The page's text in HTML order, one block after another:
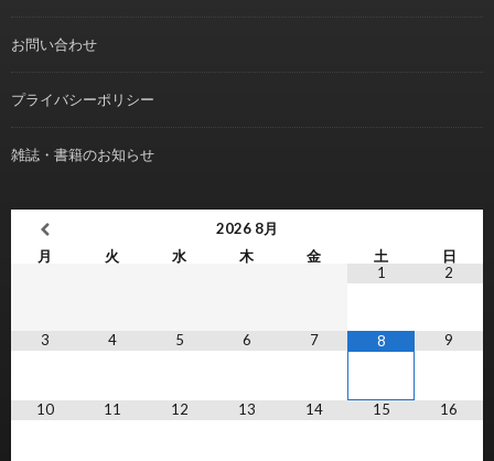
お問い合わせ
プライバシーポリシー
雑誌・書籍のお知らせ
2026 8月
月
火 水 木 金 土
日
1
2
3 4 5 6 7 8 9
10 11 12 13 14 15 16